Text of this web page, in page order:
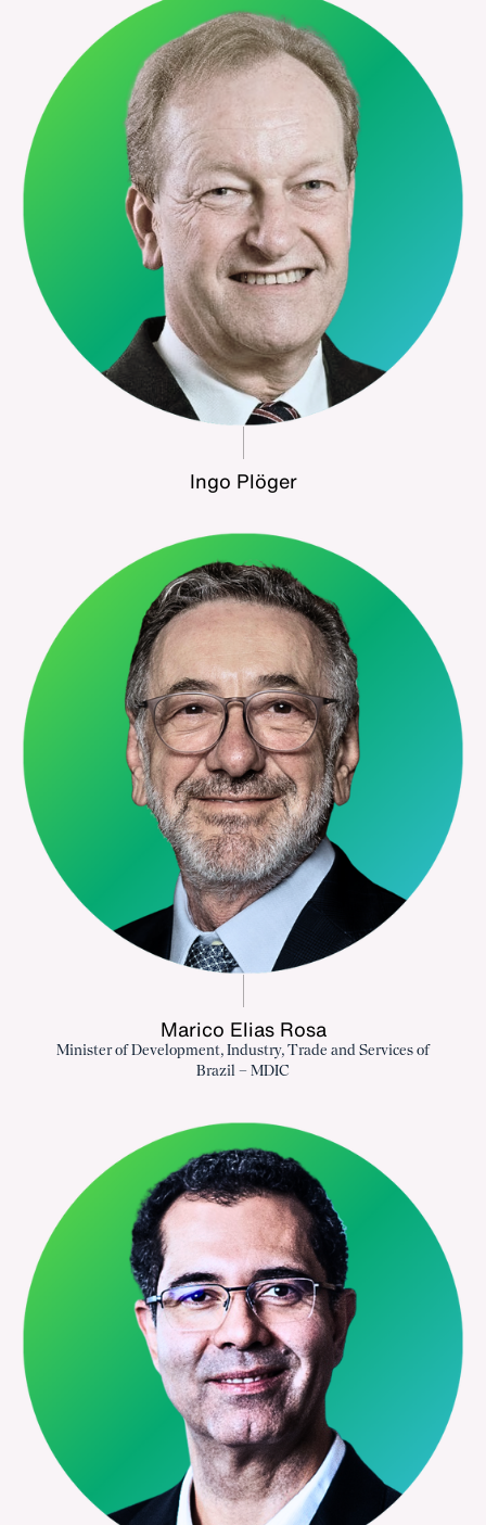
Ingo Plöger
Marico Elias Rosa
Minister of Development, Industry, Trade and Services of
Brazil – MDIC